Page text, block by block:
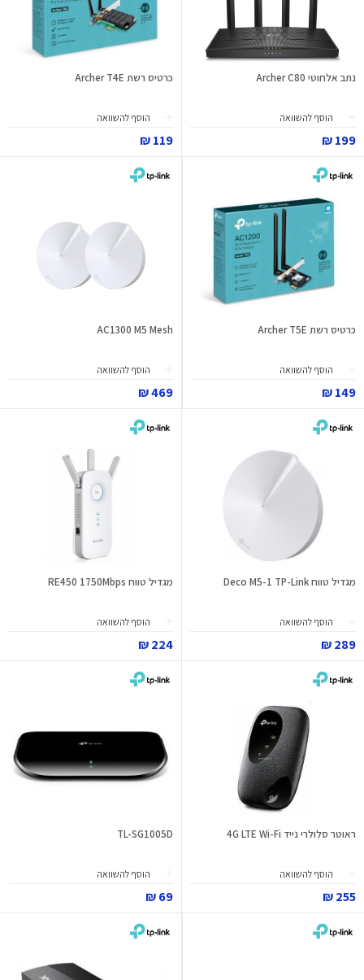
נתב אלחוטי Archer C80
הוסף להשוואה
199 ₪
כרטיס רשת Archer T4E
הוסף להשוואה
119 ₪
כרטיס רשת Archer T5E
הוסף להשוואה
149 ₪
AC1300 M5 Mesh
הוסף להשוואה
469 ₪
מגדיל טווח Deco M5-1 TP-Link
הוסף להשוואה
289 ₪
מגדיל טווח RE450 1750Mbps
הוסף להשוואה
224 ₪
ראוטר סלולרי נייד 4G LTE Wi-Fi
הוסף להשוואה
255 ₪
TL-SG1005D
הוסף להשוואה
69 ₪